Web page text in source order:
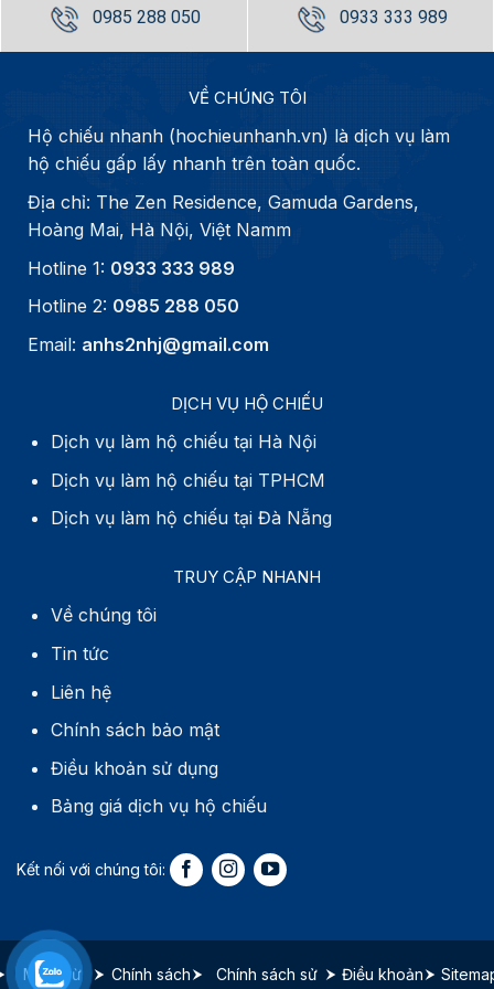
0985 288 050 0933 333 989
VỀ CHÚNG TÔI
Hộ chiếu nhanh (hochieunhanh.vn) là dịch vụ làm
hộ chiếu gấp lấy nhanh trên toàn quốc.
Địa chỉ: The Zen Residence, Gamuda Gardens,
Hoàng Mai, Hà Nội, Việt Namm
Hotline 1: 0933 333 989
Hotline 2: 0985 288 050
Email: anhs2nhj@gmail.com
DỊCH VỤ HỘ CHIẾU
Dịch vụ làm hộ chiếu tại Hà Nội
Dịch vụ làm hộ chiếu tại TPHCM
Dịch vụ làm hộ chiếu tại Đà Nẵng
TRUY CẬP NHANH
Về chúng tôi
Tin tức
Liên hệ
Chính sách bảo mật
Điều khoản sử dụng
Bảng giá dịch vụ hộ chiếu
Miễn trừ Chính sách Chính sách sử Điều khoản